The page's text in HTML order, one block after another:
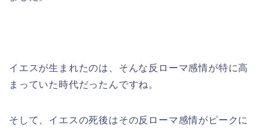
イエスが生まれたのは、そんな反ローマ感情が特に高
まっていた時代だったんですね。
そして、イエスの死後はその反ローマ感情がピークに